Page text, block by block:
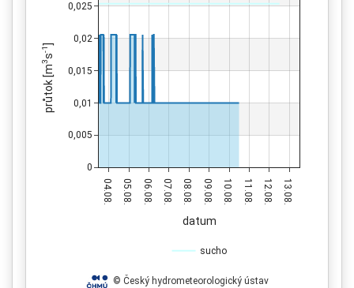
04.08. 05.08. 06.08. 07.08. 08.08. 09.08. 10.08. 11.08. 12.08. 13.08.
0
0,005
0,01
0,015
0,02
0,025
sucho
datum
průtok [m
3
s
-1
]
© Český hydrometeorologický ústav